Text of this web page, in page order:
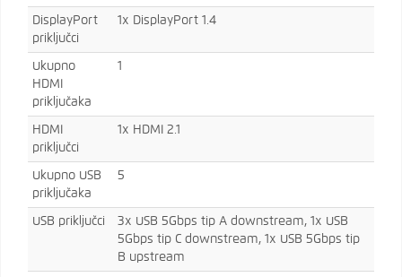
DisplayPort
priključci
1x DisplayPort 1.4
Ukupno
HDMI
priključaka
1
HDMI
priključci
1x HDMI 2.1
Ukupno USB
priključaka
5
USB priključci
3x USB 5Gbps tip A downstream, 1x USB
5Gbps tip C downstream, 1x USB 5Gbps tip
B upstream